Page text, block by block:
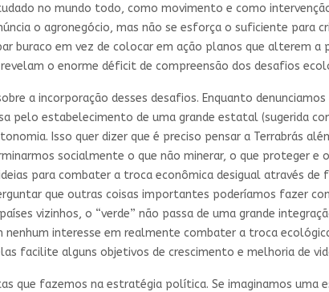
no mundo todo, como movimento e como
o agronegócio, mas não se esforça o suficiente para
buraco em vez de colocar em ação planos que alterem
o enorme déficit de compreensão dos desafios
a incorporação desses desafios. Enquanto
pelo estabelecimento de uma grande estatal (sugerida
Isso quer dizer que é preciso pensar a Terrabrás
socialmente o que não minerar, o que proteger
para combater a troca econômica desigual através
que outras coisas importantes poderíamos fazer
vizinhos, o “verde” não passa de uma grande
interesse em realmente combater a troca
facilite alguns objetivos de crescimento e melhoria de
que fazemos na estratégia política. Se imaginamos